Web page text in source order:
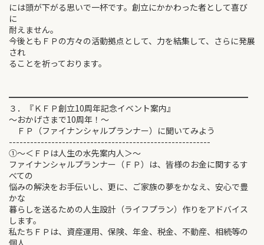
には頭が下がる思いで一杯です。創立にかかわった者として喜び
に
耐えません。
今後ともＦＰの方々の活動拠点として、力を結集して、さらに発展
され
ることを祈っております。
━━━━━━━━━━━━━━━━━━━━━━━━━━━━━
３．『ＫＦＰ創立10周年記念イベント案内』
～おかげさまで10周年！～
ＦＰ（ファイナンシャルプランナー）に聞いてみよう
---------------------------------------------------------
①～＜ＦＰは人生の水先案内人＞～
ファイナンシャルプランナー（ＦＰ）は、皆様のお金に関するす
べての
悩みの解決をお手伝いし、更に、ご家族の夢をかなえ、安心で豊
かな
暮らしを送るための人生設計（ライフプラン）作りをアドバイス
します。
私たちＦＰは、資産運用、保険、年金、税金、不動産、相続等の
個人